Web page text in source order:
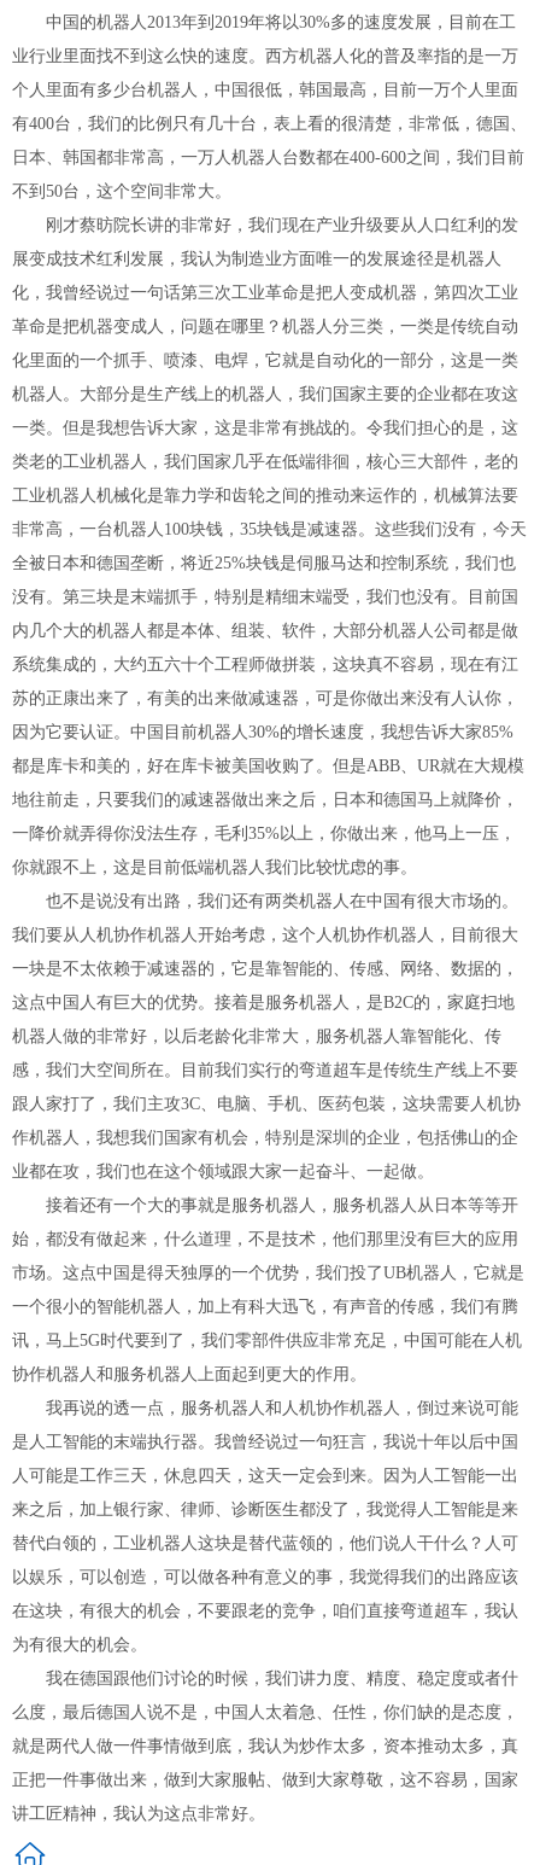
中国的机器人2013年到2019年将以30%多的速度发展，目前在工
业行业里面找不到这么快的速度。西方机器人化的普及率指的是一万
个人里面有多少台机器人，中国很低，韩国最高，目前一万个人里面
有400台，我们的比例只有几十台，表上看的很清楚，非常低，德国、
日本、韩国都非常高，一万人机器人台数都在400-600之间，我们目前
不到50台，这个空间非常大。
刚才蔡昉院长讲的非常好，我们现在产业升级要从人口红利的发
展变成技术红利发展，我认为制造业方面唯一的发展途径是机器人
化，我曾经说过一句话第三次工业革命是把人变成机器，第四次工业
革命是把机器变成人，问题在哪里？机器人分三类，一类是传统自动
化里面的一个抓手、喷漆、电焊，它就是自动化的一部分，这是一类
机器人。大部分是生产线上的机器人，我们国家主要的企业都在攻这
一类。但是我想告诉大家，这是非常有挑战的。令我们担心的是，这
类老的工业机器人，我们国家几乎在低端徘徊，核心三大部件，老的
工业机器人机械化是靠力学和齿轮之间的推动来运作的，机械算法要
非常高，一台机器人100块钱，35块钱是减速器。这些我们没有，今天
全被日本和德国垄断，将近25%块钱是伺服马达和控制系统，我们也
没有。第三块是末端抓手，特别是精细末端受，我们也没有。目前国
内几个大的机器人都是本体、组装、软件，大部分机器人公司都是做
系统集成的，大约五六十个工程师做拼装，这块真不容易，现在有江
苏的正康出来了，有美的出来做减速器，可是你做出来没有人认你，
因为它要认证。中国目前机器人30%的增长速度，我想告诉大家85%
都是库卡和美的，好在库卡被美国收购了。但是ABB、UR就在大规模
地往前走，只要我们的减速器做出来之后，日本和德国马上就降价，
一降价就弄得你没法生存，毛利35%以上，你做出来，他马上一压，
你就跟不上，这是目前低端机器人我们比较忧虑的事。
也不是说没有出路，我们还有两类机器人在中国有很大市场的。
我们要从人机协作机器人开始考虑，这个人机协作机器人，目前很大
一块是不太依赖于减速器的，它是靠智能的、传感、网络、数据的，
这点中国人有巨大的优势。接着是服务机器人，是B2C的，家庭扫地
机器人做的非常好，以后老龄化非常大，服务机器人靠智能化、传
感，我们大空间所在。目前我们实行的弯道超车是传统生产线上不要
跟人家打了，我们主攻3C、电脑、手机、医药包装，这块需要人机协
作机器人，我想我们国家有机会，特别是深圳的企业，包括佛山的企
业都在攻，我们也在这个领域跟大家一起奋斗、一起做。
接着还有一个大的事就是服务机器人，服务机器人从日本等等开
始，都没有做起来，什么道理，不是技术，他们那里没有巨大的应用
市场。这点中国是得天独厚的一个优势，我们投了UB机器人，它就是
一个很小的智能机器人，加上有科大迅飞，有声音的传感，我们有腾
讯，马上5G时代要到了，我们零部件供应非常充足，中国可能在人机
协作机器人和服务机器人上面起到更大的作用。
我再说的透一点，服务机器人和人机协作机器人，倒过来说可能
是人工智能的末端执行器。我曾经说过一句狂言，我说十年以后中国
人可能是工作三天，休息四天，这天一定会到来。因为人工智能一出
来之后，加上银行家、律师、诊断医生都没了，我觉得人工智能是来
替代白领的，工业机器人这块是替代蓝领的，他们说人干什么？人可
以娱乐，可以创造，可以做各种有意义的事，我觉得我们的出路应该
在这块，有很大的机会，不要跟老的竞争，咱们直接弯道超车，我认
为有很大的机会。
我在德国跟他们讨论的时候，我们讲力度、精度、稳定度或者什
么度，最后德国人说不是，中国人太着急、任性，你们缺的是态度，
就是两代人做一件事情做到底，我认为炒作太多，资本推动太多，真
正把一件事做出来，做到大家服帖、做到大家尊敬，这不容易，国家
讲工匠精神，我认为这点非常好。